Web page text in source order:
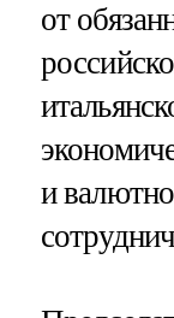
от
и